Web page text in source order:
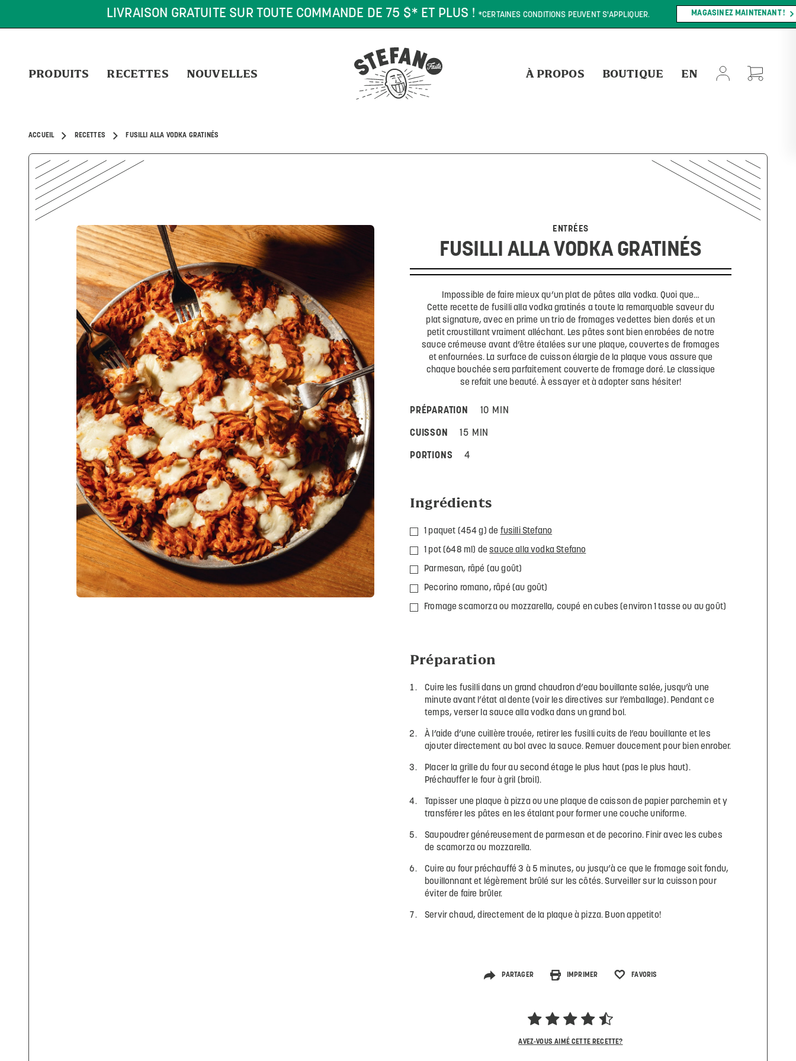
LIVRAISON GRATUITE SUR TOUTE COMMANDE DE 75 $* ET PLUS ! *CERTAINES CONDITIONS PEUVENT S'APPLIQUER. MAGASINEZ MAINTENANT !
PRODUITS RECETTES NOUVELLES À PROPOS BOUTIQUE EN
ACCUEIL RECETTES FUSILLI ALLA VODKA GRATINÉS
ENTRÉES
FUSILLI ALLA VODKA GRATINÉS
Impossible de faire mieux qu’un plat de pâtes alla vodka. Quoi que…
Cette recette de fusilli alla vodka gratinés a toute la remarquable saveur du
plat signature, avec en prime un trio de fromages vedettes bien dorés et un
petit croustillant vraiment alléchant. Les pâtes sont bien enrobées de notre
sauce crémeuse avant d’être étalées sur une plaque, couvertes de fromages
et enfournées. La surface de cuisson élargie de la plaque vous assure que
chaque bouchée sera parfaitement couverte de fromage doré. Le classique
se refait une beauté. À essayer et à adopter sans hésiter!
PRÉPARATION 10 MIN
CUISSON 15 MIN
PORTIONS 4
Ingrédients
1 paquet (454 g) de fusilli Stefano
1 pot (648 ml) desauce alla vodka Stefano
Parmesan, râpé (au goût)
Pecorino romano, râpé (au goût)
Fromage scamorza ou mozzarella, coupé en cubes (environ 1 tasse ou au goût)
Préparation
Cuire les fusilli dans un grand chaudron d’eau bouillante salée, jusqu’à une
minute avant l’état al dente (voir les directives sur l’emballage). Pendant ce
temps, verser la sauce alla vodka dans un grand bol.
À l’aide d’une cuillère trouée, retirer les fusilli cuits de l’eau bouillante et les
ajouter directement au bol avec la sauce. Remuer doucement pour bien enrober.
Placer la grille du four au second étage le plus haut (pas le plus haut).
Préchauffer le four à gril (broil).
Tapisser une plaque à pizza ou une plaque de caisson de papier parchemin et y
transférer les pâtes en les étalant pour former une couche uniforme.
Saupoudrer généreusement de parmesan et de pecorino. Finir avec les cubes
de scamorza ou mozzarella.
Cuire au four préchauffé 3 à 5 minutes, ou jusqu’à ce que le fromage soit fondu,
bouillonnant et légèrement brûlé sur les côtés. Surveiller sur la cuisson pour
éviter de faire brûler.
Servir chaud, directement de la plaque à pizza. Buon appetito!
PARTAGER IMPRIMER FAVORIS
AVEZ-VOUS AIMÉ CETTE RECETTE?